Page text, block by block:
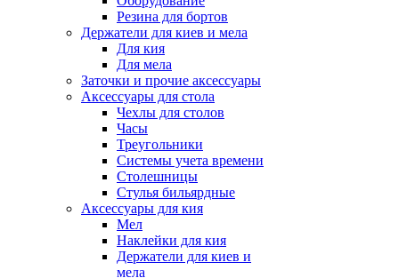
Резина для бортов
Держатели для киев и мела
Для кия
Для мела
Заточки и прочие аксессуары
Аксессуары для стола
Чехлы для столов
Часы
Треугольники
Системы учета времени
Столешницы
Стулья бильярдные
Аксессуары для кия
Мел
Наклейки для кия
Держатели для киев и
мела